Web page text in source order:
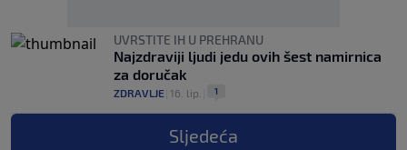
UVRSTITE IH U PREHRANU
Najzdraviji ljudi jedu ovih šest namirnica
za doručak
ZDRAVLJE 16. lip. 1
Sljedeća